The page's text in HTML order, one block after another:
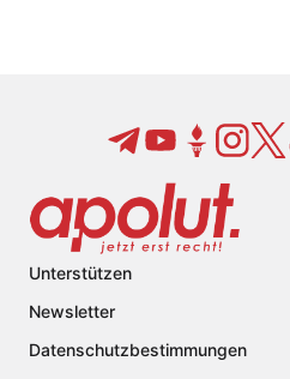
Unterstützen
Newsletter
Datenschutzbestimmungen